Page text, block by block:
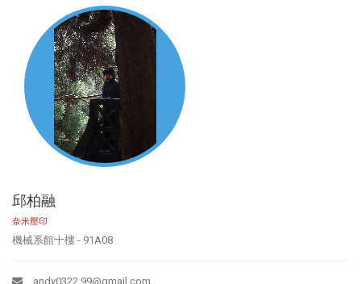
邱柏融
奈米壓印
機械系館十樓 - 91A08
andy0322.99@gmail.com